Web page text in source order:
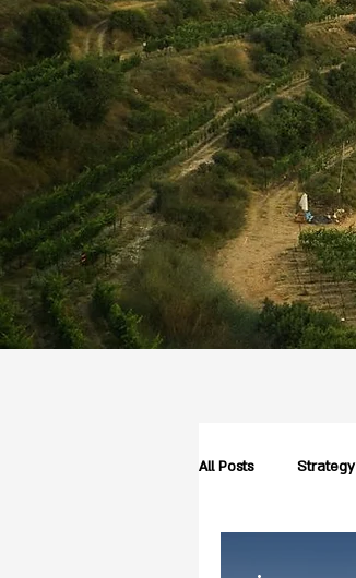
All Posts Strategy